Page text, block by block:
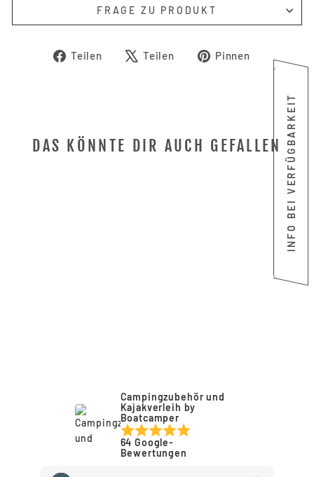
FRAGE ZU PRODUKT
Teilen
Auf
Teilen
Auf
Pinnen
Pinterest
DAS KÖNNTE DIR AUCH GEFALLEN
Campingzubehör und
Kajakverleih by
Boatcamper
64 Google-
Bewertungen
INFO BEI VERFÜGBARKEIT
Produkte zu Ihrer Wunschliste hinzuzufügen
und Ihre zuvor gespeicherten Artikel
anzuzeigen.
Login